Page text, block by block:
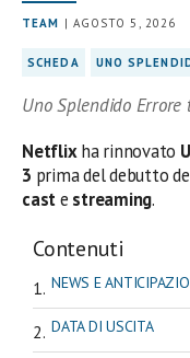
TEAM | AGOSTO 5, 2026
SCHEDA UNO
Uno Splendido
Netflixha rinnovato
3 prima del debutto
caste streaming.
Contenuti
NEWS E
DATA DI USCITA